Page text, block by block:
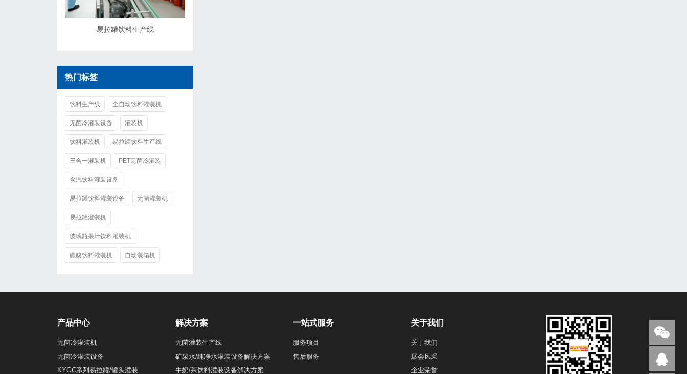
易拉罐饮料生产线
热门标签
饮料生产线 全自动饮料灌装机
无菌冷灌装设备 灌装机
饮料灌装机 易拉罐饮料生产线
三合一灌装机 PET无菌冷灌装
含汽饮料灌装设备
易拉罐饮料灌装设备 无菌灌装机
易拉罐灌装机
玻璃瓶果汁饮料灌装机
碳酸饮料灌装机 自动装箱机
产品中心
无菌冷灌装机
无菌冷灌装设备
KYGC系列易拉罐/罐头灌装
解决方案
无菌灌装生产线
矿泉水/纯净水灌装设备解决方案
牛奶/茶饮料灌装设备解决方案
一站式服务
服务项目
售后服务
关于我们
关于我们
展会风采
企业荣誉